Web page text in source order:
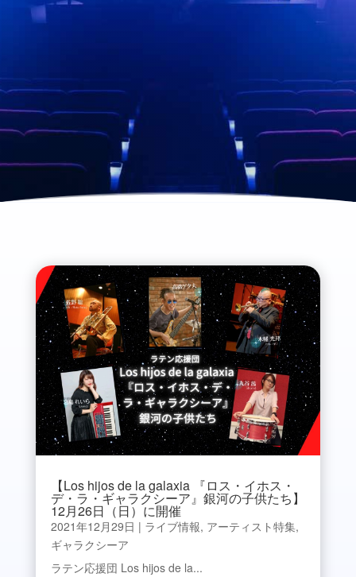
【Los hijos de la galaxia 『ロス・イホス・
デ・ラ・ギャラクシーア』銀河の子供たち】
12月26日（日）に開催
2021年12月29日 | ライブ情報, アーティスト特集,
ギャラクシーア
ラテン応援団 Los hijos de la...